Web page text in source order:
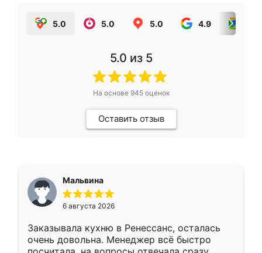
5.0 5.0 5.0 4.9
5.0 из 5
На основе 945оценок
Оставить отзыв
Мальвина
6 августа 2026
Заказывала кухню в Ренессанс, осталась
очень довольна. Менеджер всё быстро